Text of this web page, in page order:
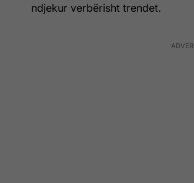
ndjekur verbërisht trendet.